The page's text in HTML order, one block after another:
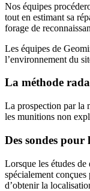
Nos équipes
tout en estimant sa
forage de
Les équipes de
l’environnement du
La méthode
La prospection par la
les munitions non
Des sondes pour
Lorsque les études
spécialement
d’obtenir la